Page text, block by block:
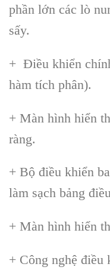
phần lớn các lò
sấy.
+ Điều khiển
hàm tích phân).
+ Màn hình hiển
ràng.
+ Bộ điều khiển
làm sạch bảng
+ Màn hình hiển
+ Công nghệ điều